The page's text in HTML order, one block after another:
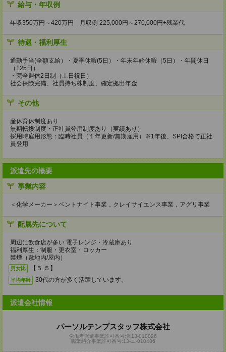
給与・年収例
年収350万円～420万円 月収例 225,000円～270,000円+残業代
待遇・福利厚生
通勤手当(全額支給）・夏季休暇(5日）・年末年始休暇（5日）・年間休日
（125日）
・完全週休2日制（土日祝日）
社会保険完備、社員持ち株制度、確定拠出年金
その他
産休育休制度あり
無期転換制度・正社員登用制度あり（実績あり）
採用時雇用形態：臨時社員（１年更新/無期雇用）※1年後、SPI合格で正社
員登用
派遣先の概要
事業内容
＜化学メーカー＞ベントナイト事業，クレイサイエンス事業，アグリ事業
配属先について
周辺に飲食店が多い 電子レンジ・冷蔵庫あり
福利厚生：制服・更衣室・ロッカー
禁煙（敷地内/屋内）
男女比 【５:５】
平均年齢 30代の方が多く活躍しています。
派遣会社情報
パーソルテンプスタッフ株式会社
労働者派遣事業許可番号:派13-010026
職業紹介事業許可番号:13-ユ-010486